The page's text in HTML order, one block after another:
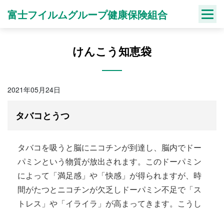
富士フイルムグループ健康保険組合
けんこう知恵袋
2021年05月24日
タバコとうつ
タバコを吸うと脳にニコチンが到達し、脳内でドー
パミンという物質が放出されます。このドーパミン
によって「満足感」や「快感」が得られますが、時
間がたつとニコチンが欠乏しドーパミン不足で「ス
トレス」や「イライラ」が高まってきます。こうし